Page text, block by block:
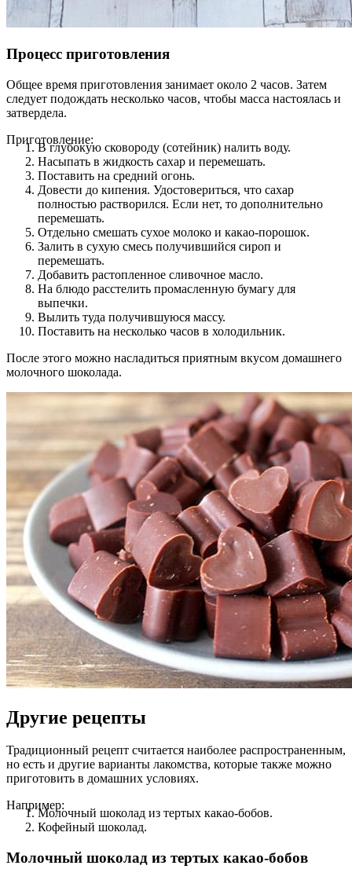
Процесс приготовления
Общее время приготовления занимает около 2 часов. Затем
следует подождать несколько часов, чтобы масса настоялась и
затвердела.
Приготовление:
В глубокую сковороду (сотейник) налить воду.
Насыпать в жидкость сахар и перемешать.
Поставить на средний огонь.
Довести до кипения. Удостовериться, что сахар
полностью растворился. Если нет, то дополнительно
перемешать.
Отдельно смешать сухое молоко и какао-порошок.
Залить в сухую смесь получившийся сироп и
перемешать.
Добавить растопленное сливочное масло.
На блюдо расстелить промасленную бумагу для
выпечки.
Вылить туда получившуюся массу.
Поставить на несколько часов в холодильник.
После этого можно насладиться приятным вкусом домашнего
молочного шоколада.
Другие рецепты
Традиционный рецепт считается наиболее распространенным,
но есть и другие варианты лакомства, которые также можно
приготовить в домашних условиях.
Например:
Молочный шоколад из тертых какао-бобов.
Кофейный шоколад.
Молочный шоколад из тертых какао-бобов